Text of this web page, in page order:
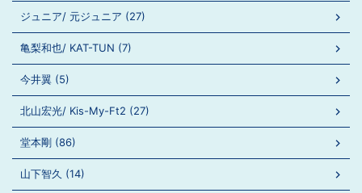
ジュニア/ 元ジュニア (27)
亀梨和也/ KAT-TUN (7)
今井翼 (5)
北山宏光/ Kis-My-Ft2 (27)
堂本剛 (86)
山下智久 (14)